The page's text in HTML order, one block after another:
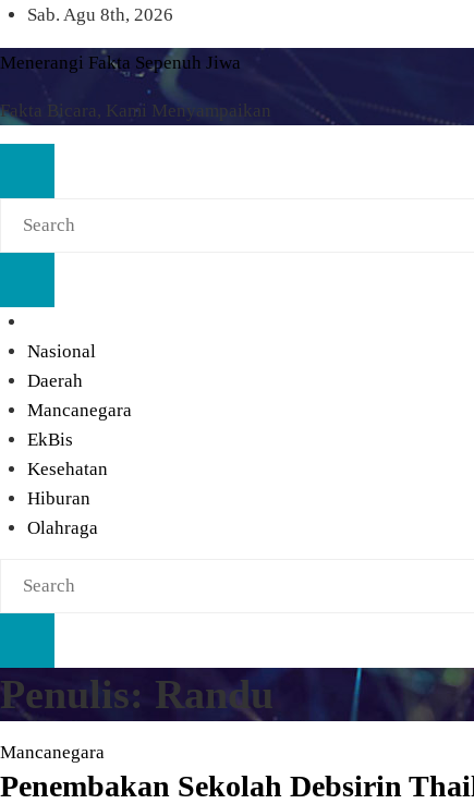
Skip
to
content
Sab. Agu 8th, 2026
Menerangi Fakta Sepenuh Jiwa
Fakta Bicara, Kami Menyampaikan
Nasional
Daerah
Mancanegara
EkBis
Kesehatan
Hiburan
Olahraga
Penulis: Randu
Mancanegara
Penembakan Sekolah Debsirin